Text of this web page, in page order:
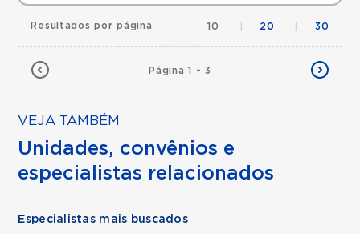
Página 1 - 3
Resultados por página 10 20 30
VEJA TAMBÉM
Unidades, convênios e
especialistas relacionados
Especialistas mais buscados